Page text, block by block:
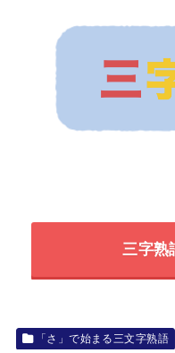
三字熟
「さ」で始まる三文字熟語